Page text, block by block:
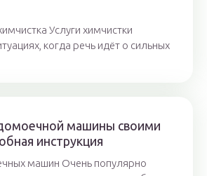
Услуги химчистки
когда речь идёт о сильных
машины своими
инструкция
машин Очень популярно